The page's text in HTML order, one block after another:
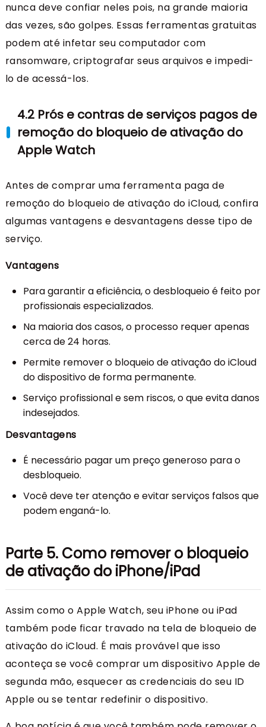
nunca deve confiar neles pois, na grande maioria
das vezes, são golpes. Essas ferramentas gratuitas
podem até infetar seu computador com
ransomware, criptografar seus arquivos e impedi-
lo de acessá-los.
4.2 Prós e contras de serviços pagos de
remoção do bloqueio de ativação do
Apple Watch
Antes de comprar uma ferramenta paga de
remoção do bloqueio de ativação do iCloud, confira
algumas vantagens e desvantagens desse tipo de
serviço.
Vantagens
Para garantir a eficiência, o desbloqueio é feito por
profissionais especializados.
Na maioria dos casos, o processo requer apenas
cerca de 24 horas.
Permite remover o bloqueio de ativação do iCloud
do dispositivo de forma permanente.
Serviço profissional e sem riscos, o que evita danos
indesejados.
Desvantagens
É necessário pagar um preço generoso para o
desbloqueio.
Você deve ter atenção e evitar serviços falsos que
podem enganá-lo.
Parte 5. Como remover o bloqueio
de ativação do iPhone/iPad
Assim como o Apple Watch, seu iPhone ou iPad
também pode ficar travado na tela de bloqueio de
ativação do iCloud. É mais provável que isso
aconteça se você comprar um dispositivo Apple de
segunda mão, esquecer as credenciais do seu ID
Apple ou se tentar redefinir o dispositivo.